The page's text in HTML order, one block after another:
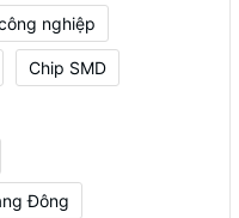
nghiệp
Chip SMD
Đông